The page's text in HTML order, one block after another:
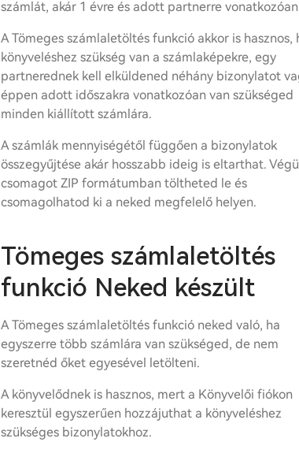
számlát, akár 1 évre és adott partnerre vonatkozóan
A Tömeges számlaletöltés funkció akkor is hasznos,
könyveléshez szükség van a számlaképekre, egy
partnerednek kell elküldened néhány bizonylatot
éppen adott időszakra vonatkozóan van szükséged
minden kiállított számlára.
A számlák mennyiségétől függően a bizonylatok
összegyűjtése akár hosszabb ideig is eltarthat.
csomagot ZIP formátumban töltheted le és
csomagolhatod ki a neked megfelelő helyen.
Tömeges számlaletöltés
funkció Neked készült
A Tömeges számlaletöltés funkció neked való, ha
egyszerre több számlára van szükséged, de nem
szeretnéd őket egyesével letölteni.
A könyvelődnek is hasznos, mert a Könyvelői fiókon
keresztül egyszerűen hozzájuthat a könyveléshez
szükséges bizonylatokhoz.